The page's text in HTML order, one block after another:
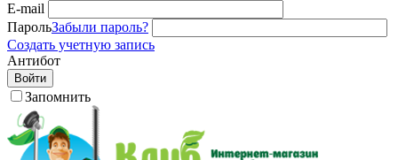
E-mail
ПарольЗабыли пароль?
Создать учетную запись
Антибот
Войти
Запомнить